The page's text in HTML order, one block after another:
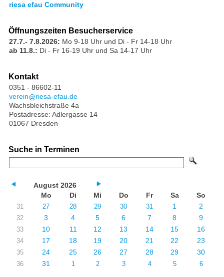
riesa efau Community
Öffnungszeiten Besucherservice
27.7.- 7.8.2026: Mo 9-18 Uhr und Di - Fr 14-18 Uhr
ab 11.8.: Di - Fr 16-19 Uhr und Sa 14-17 Uhr
Kontakt
0351 - 86602-11
verein
riesa-efau.de
Wachsbleichstraße 4a
Postadresse: Adlergasse 14
01067 Dresden
Suche in Terminen
August 2026
Mo
Di Mi Do Fr Sa So
31 27 28 29 30 31 1 2
32 3 4 5 6 7 8 9
33 10 11 12 13 14 15 16
34 17 18 19 20 21 22 23
35 24 25 26 27 28 29 30
36 31 1 2 3 4 5 6